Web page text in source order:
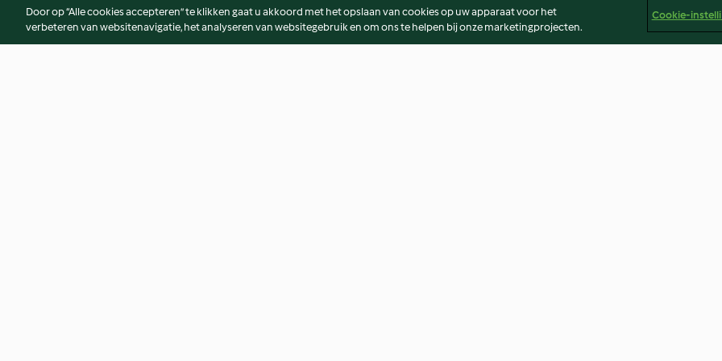
Door op “Alle cookies accepteren” te klikken gaat u akkoord met het opslaan van cookies op uw apparaat voor het
verbeteren van websitenavigatie, het analyseren van websitegebruik en om ons te helpen bij onze marketingprojecten.
Cookie-